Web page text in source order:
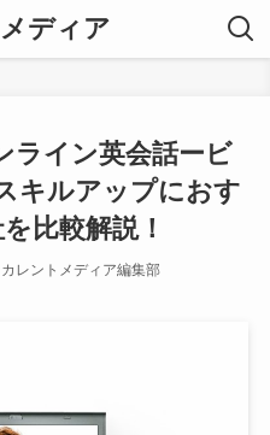
ディア
ライン英会話ービ
キルアップにおす
比較解説！
カレントメディア編集部